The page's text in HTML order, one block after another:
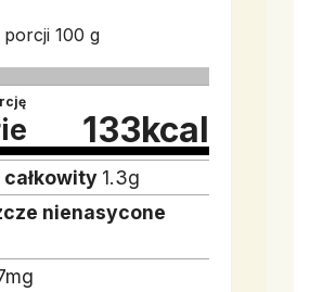
porcji 100 g
133kcal
całkowity 1.3g
nienasycone
mg